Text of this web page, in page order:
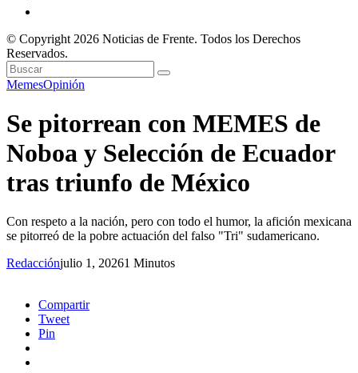
© Copyright 2026 Noticias de Frente. Todos los Derechos
Reservados.
MemesOpinión
Se pitorrean con MEMES de
Noboa y Selección de Ecuador
tras triunfo de México
Con respeto a la nación, pero con todo el humor, la afición mexicana
se pitorreó de la pobre actuación del falso "Tri" sudamericano.
Redacciónjulio 1, 20261 Minutos
Compartir
Tweet
Pin